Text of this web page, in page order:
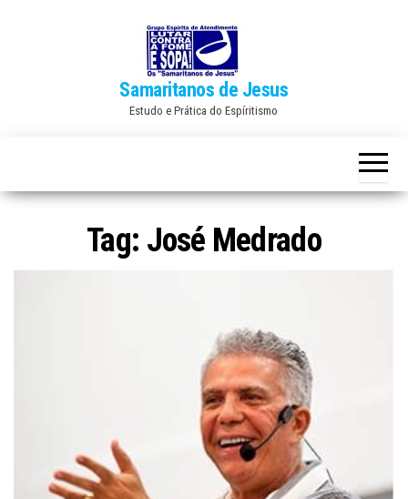
Samaritanos de Jesus
Estudo e Prática do Espíritismo
Tag: José Medrado